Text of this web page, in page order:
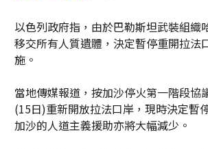
以色列政府指，由於巴勒斯坦武裝組織
移交所有人質遺體，決定暫停重開拉法
施。
當地傳媒報道，按加沙停火第一階段協
(15日)重新開放拉法口岸，現時決定暫
加沙的人道主義援助亦將大幅減少。